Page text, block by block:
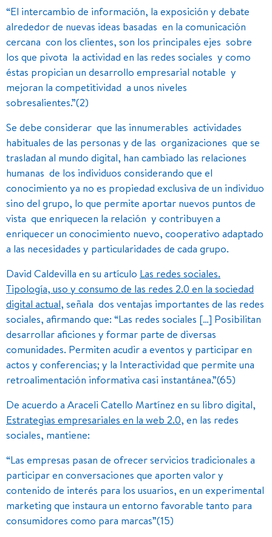
“El intercambio de información, la exposición y debate
alrededor de nuevas ideas basadas en la comunicación
cercana con los clientes, son los principales ejes sobre
los que pivota la actividad en las redes sociales y como
éstas propician un desarrollo empresarial notable y
mejoran la competitividad a unos niveles
sobresalientes.”(2)
Se debe considerar que las innumerables actividades
habituales de las personas y de las organizaciones que se
trasladan al mundo digital, han cambiado las relaciones
humanas de los individuos considerando que el
conocimiento ya no es propiedad exclusiva de un individuo
sino del grupo, lo que permite aportar nuevos puntos de
vista que enriquecen la relación y contribuyen a
enriquecer un conocimiento nuevo, cooperativo adaptado
a las necesidades y particularidades de cada grupo.
David Caldevilla en su artículo Las redes sociales.
Tipología, uso y consumo de las redes 2.0 en la sociedad
digital actual, señala dos ventajas importantes de las redes
sociales, afirmando que: “Las redes sociales […] Posibilitan
desarrollar aficiones y formar parte de diversas
comunidades. Permiten acudir a eventos y participar en
actos y conferencias; y la Interactividad que permite una
retroalimentación informativa casi instantánea.”(65)
De acuerdo a Araceli Catello Martínez en su libro digital,
Estrategias empresariales en la web 2.0, en las redes
sociales, mantiene:
“Las empresas pasan de ofrecer servicios tradicionales a
participar en conversaciones que aporten valor y
contenido de interés para los usuarios, en un experimental
marketing que instaura un entorno favorable tanto para
consumidores como para marcas”(15)